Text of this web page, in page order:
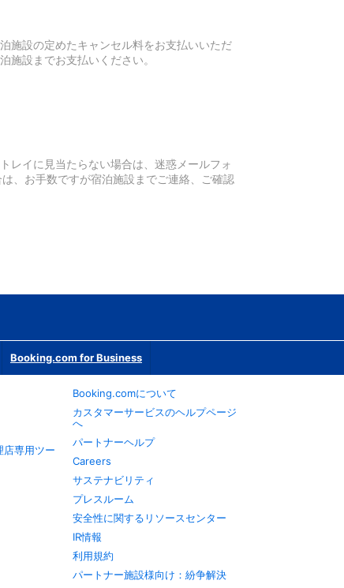
施設の定めたキャンセル料をお支払いいただ
施設までお支払いください。
レイに見当たらない場合は、迷惑メールフォ
、お手数ですが宿泊施設までご連絡、ご確認
Booking.com for Business
専用ツー
Booking.comについて
カスタマーサービスのヘルプページ
へ
パートナーヘルプ
Careers
サステナビリティ
プレスルーム
安全性に関するリソースセンター
IR情報
利用規約
パートナー施設様向け：紛争解決